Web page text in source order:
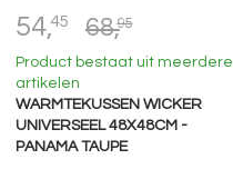
54,45 68,95
Product bestaat uit meerdere
artikelen
WARMTEKUSSEN WICKER
UNIVERSEEL 48X48CM -
PANAMA TAUPE